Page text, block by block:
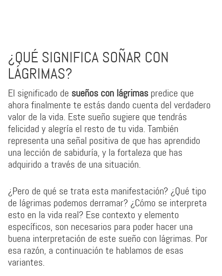
¿QUÉ SIGNIFICA SOÑAR CON
LÁGRIMAS?
El significado de sueños con lágrimas predice que
ahora finalmente te estás dando cuenta del verdadero
valor de la vida. Este sueño sugiere que tendrás
felicidad y alegría el resto de tu vida. También
representa una señal positiva de que has aprendido
una lección de sabiduría, y la fortaleza que has
adquirido a través de una situación.
¿Pero de qué se trata esta manifestación? ¿Qué tipo
de lágrimas podemos derramar? ¿Cómo se interpreta
esto en la vida real? Ese contexto y elemento
específicos, son necesarios para poder hacer una
buena interpretación de este sueño con lágrimas. Por
esa razón, a continuación te hablamos de esas
variantes.